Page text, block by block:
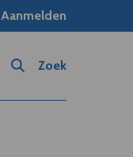
Aanmelden
Zoek